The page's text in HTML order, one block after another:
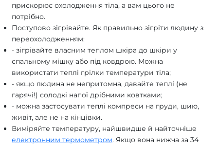
прискорює охолодження тіла, а вам цього не
потрібно.
Поступово зігрівайте. Як правильно зігріти людину з
переохолодженням:
- зігрівайте власним теплом шкіра до шкіри у
спальному мішку або під ковдрою. Можна
використати теплі грілки температури тіла;
- якщо людина не непритомна, давайте теплі (не
гарячі!) солодкі напої дрібними ковтками;
- можна застосувати теплі компреси на груди, шию,
живіт, але не на кінцівки.
Виміряйте температуру, найшвидше й найточніше
електронним термометром. Якщо вона нижча за 34